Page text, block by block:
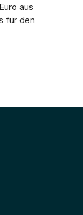
aus
für den